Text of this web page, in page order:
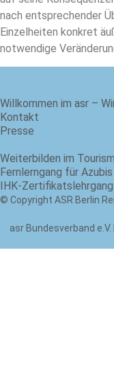
nach entsprechender
Einzelheiten konkret
notwendige
Willkommen im asr –
Kontakt
Presse
Weiterbilden im
Fernlerngang für
IHK-
© Copyright ASR Berlin
asr Bundesverband